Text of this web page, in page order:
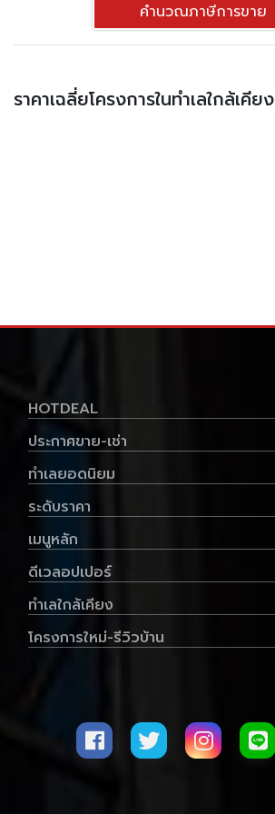
คำนวณภาษีการขาย
ราคาเฉลี่ยโครงการในทำเลใกล้เคียง
HOTDEAL
ประกาศขาย-เช่า
ทำเลยอดนิยม
ระดับราคา
เมนูหลัก
ดีเวลอปเปอร์
ทำเลใกล้เคียง
โครงการใหม่-รีวิวบ้าน